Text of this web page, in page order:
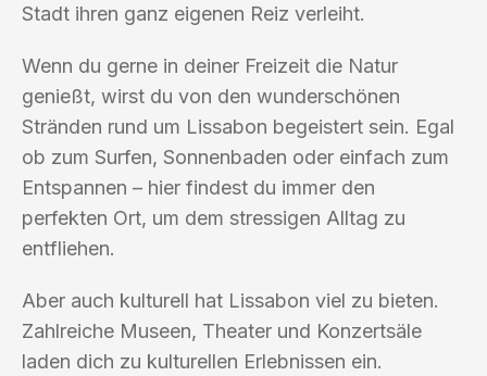
Stadt ihren ganz eigenen Reiz verleiht.
Wenn du gerne in deiner Freizeit die Natur
genießt, wirst du von den wunderschönen
Stränden rund um Lissabon begeistert sein. Egal
ob zum Surfen, Sonnenbaden oder einfach zum
Entspannen – hier findest du immer den
perfekten Ort, um dem stressigen Alltag zu
entfliehen.
Aber auch kulturell hat Lissabon viel zu bieten.
Zahlreiche Museen, Theater und Konzertsäle
laden dich zu kulturellen Erlebnissen ein.